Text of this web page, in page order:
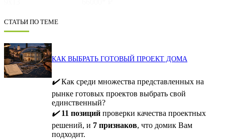
СТАТЬИ ПО ТЕМЕ
КАК ВЫБРАТЬ ГОТОВЫЙ ПРОЕКТ ДОМА
✔️Как среди множества представленных на
рынке готовых проектов выбрать свой
единственный?
✔️ 11 позиций проверки качества проектных
решений, и 7 признаков, что домик Вам
подходит.